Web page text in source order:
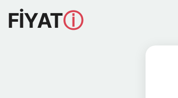
FİYATⓘ